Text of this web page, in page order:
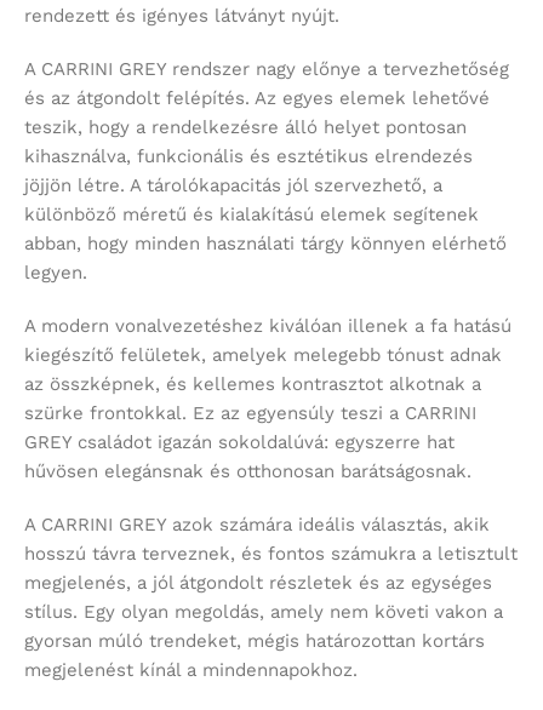
rendezett és igényes látványt nyújt.
A CARRINI GREY rendszer nagy előnye a tervezhetőség
és az átgondolt felépítés. Az egyes elemek lehetővé
teszik, hogy a rendelkezésre álló helyet pontosan
kihasználva, funkcionális és esztétikus elrendezés
jöjjön létre. A tárolókapacitás jól szervezhető, a
különböző méretű és kialakítású elemek segítenek
abban, hogy minden használati tárgy könnyen elérhető
legyen.
A modern vonalvezetéshez kiválóan illenek a fa hatású
kiegészítő felületek, amelyek melegebb tónust adnak
az összképnek, és kellemes kontrasztot alkotnak a
szürke frontokkal. Ez az egyensúly teszi a CARRINI
GREY családot igazán sokoldalúvá: egyszerre hat
hűvösen elegánsnak és otthonosan barátságosnak.
A CARRINI GREY azok számára ideális választás, akik
hosszú távra terveznek, és fontos számukra a letisztult
megjelenés, a jól átgondolt részletek és az egységes
stílus. Egy olyan megoldás, amely nem követi vakon a
gyorsan múló trendeket, mégis határozottan kortárs
megjelenést kínál a mindennapokhoz.